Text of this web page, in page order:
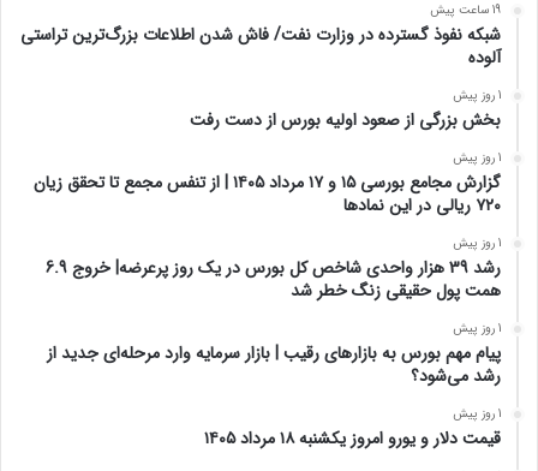
تقویم رومیزی404
پربازدیدها
19 ساعت پیش
شبکه نفوذ گسترده در وزارت نفت/ فاش شدن اطلاعات بزرگ‌ترین تراستی‌
آلوده
1 روز پیش
بخش بزرگی از صعود اولیه بورس از دست رفت
۷۲۰ ریالی در این نماد‌ها
همت پول حقیقی زنگ خطر شد